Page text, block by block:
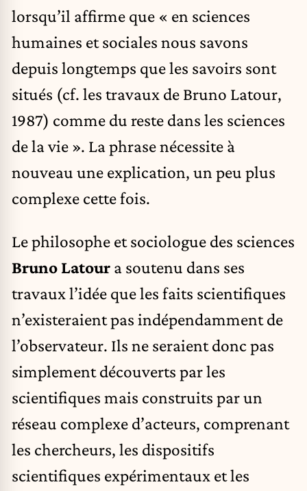
lorsqu’il affirme que « en sciences
humaines et sociales nous savons
depuis longtemps que les savoirs sont
situés (cf. les travaux de Bruno Latour,
1987) comme du reste dans les sciences
de la vie ». La phrase nécessite à
nouveau une explication, un peu plus
complexe cette fois.
Le philosophe et sociologue des sciences
Bruno Latour a soutenu dans ses
travaux l’idée que les faits scientifiques
n’existeraient pas indépendamment de
l’observateur. Ils ne seraient donc pas
simplement découverts par les
scientifiques mais construits par un
réseau complexe d’acteurs, comprenant
les chercheurs, les dispositifs
scientifiques expérimentaux et les